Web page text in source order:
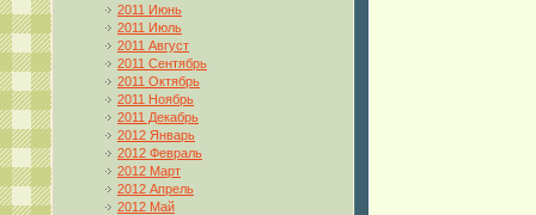
2011 Июнь
2011 Июль
2011 Август
2011 Сентябрь
2011 Октябрь
2011 Ноябрь
2011 Декабрь
2012 Январь
2012 Февраль
2012 Март
2012 Апрель
2012 Май